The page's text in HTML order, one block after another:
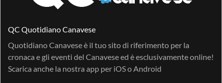
QC Quotidiano Canavese
Quotidiano Canavese è il tuo sito di riferimento per la
cronaca e gli eventi del Canavese ed è esclusivamente online!
Scarica anche la nostra app per iOSo Android